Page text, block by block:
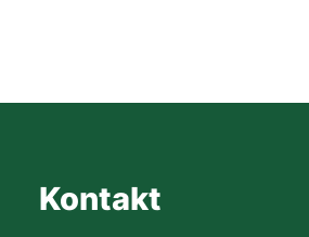
Feldbogenverbandes im
ausgetragen. Mit von der…
Kontakt